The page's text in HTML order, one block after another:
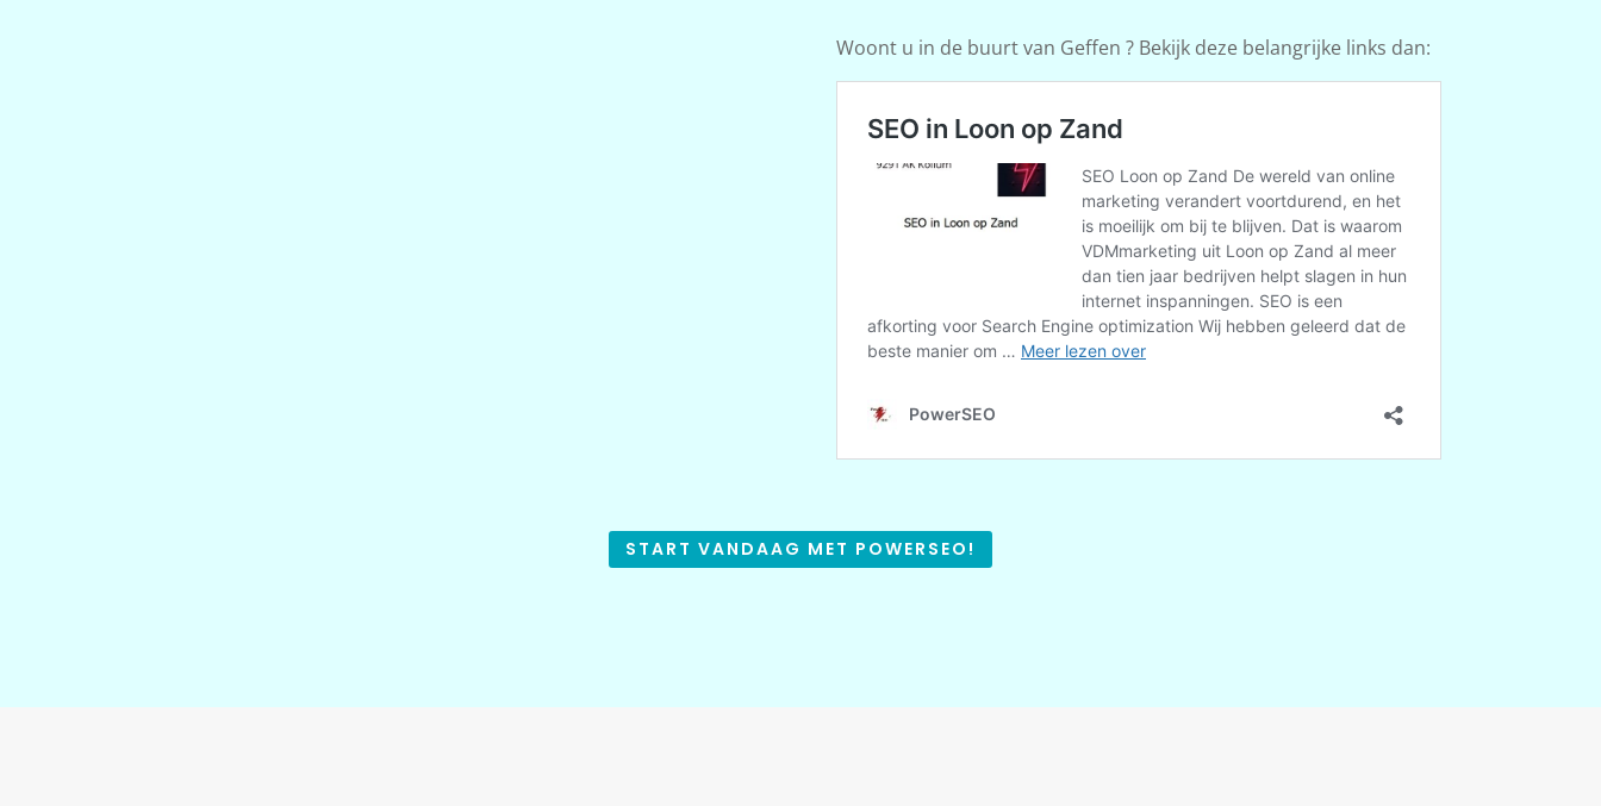
Woont u in de buurt van Geffen ? Bekijk deze belangrijke links dan:
START VANDAAG MET POWERSEO!